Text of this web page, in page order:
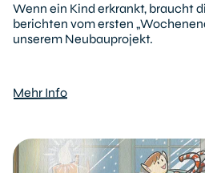
Wenn ein Kind erkrankt, braucht
berichten vom ersten
unserem Neubauprojekt.
Mehr Info